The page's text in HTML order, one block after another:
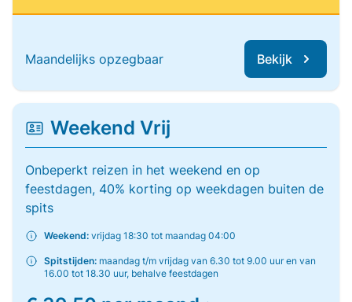
Maandelijks opzegbaar Bekijk
Weekend Vrij
Onbeperkt reizen in het weekend en op
feestdagen, 40% korting op weekdagen buiten de
spits
Weekend: vrijdag 18:30 tot maandag 04:00
Spitstijden: maandag t/m vrijdag van 6.30 tot 9.00 uur en van
16.00 tot 18.30 uur, behalve feestdagen